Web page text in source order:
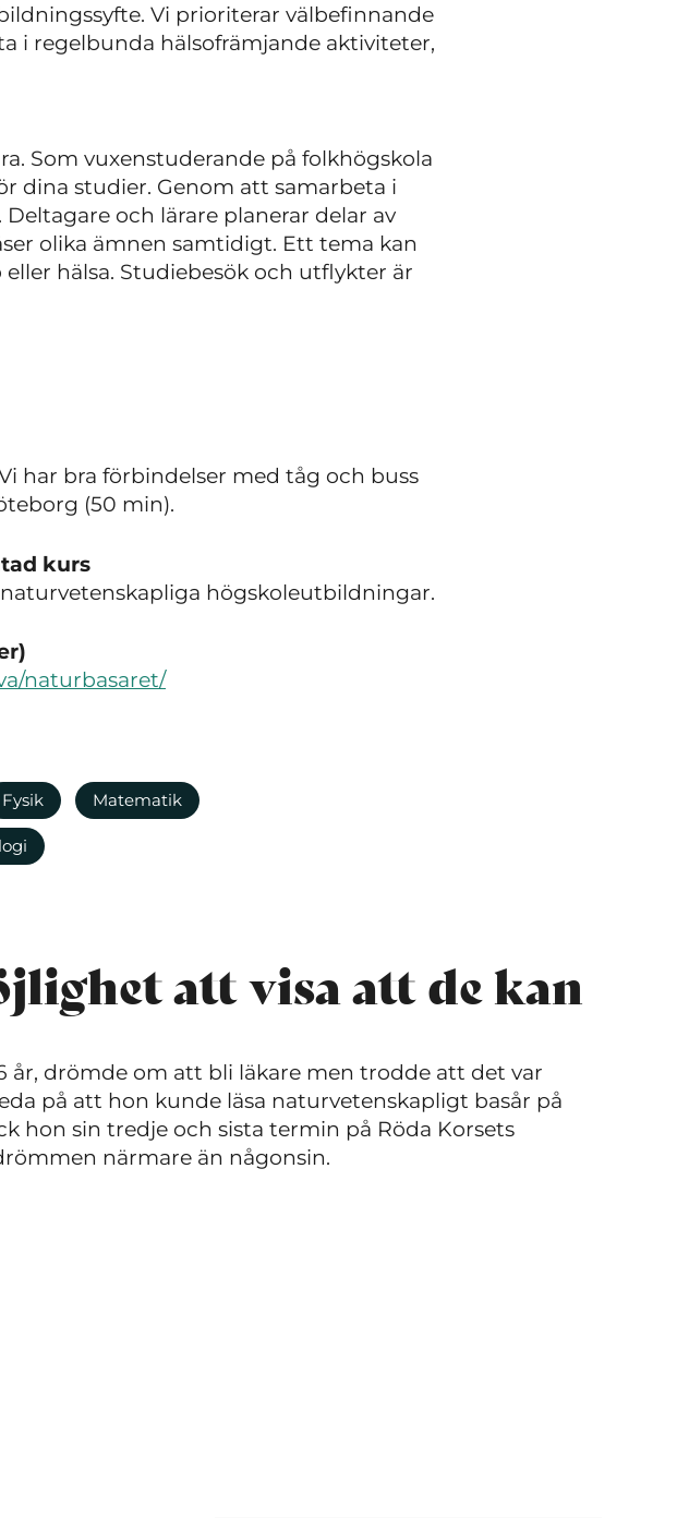
Vi prioriterar välbefinnande
i regelbunda hälsofrämjande aktiviteter,
Som vuxenstuderande på folkhögskola
dina studier. Genom att samarbeta i
och lärare planerar delar av
olika ämnen samtidigt. Ett tema kan
hälsa. Studiebesök och utflykter är
har bra förbindelser med tåg och buss
(50 min).
kurs
högskoleutbildningar.
naturbasaret/
Fysik Matematik
att visa att de kan
år, drömde om att bli läkare men trodde att det var
på att hon kunde läsa naturvetenskapligt basår på
hon sin tredje och sista termin på Röda Korsets
närmare än någonsin.